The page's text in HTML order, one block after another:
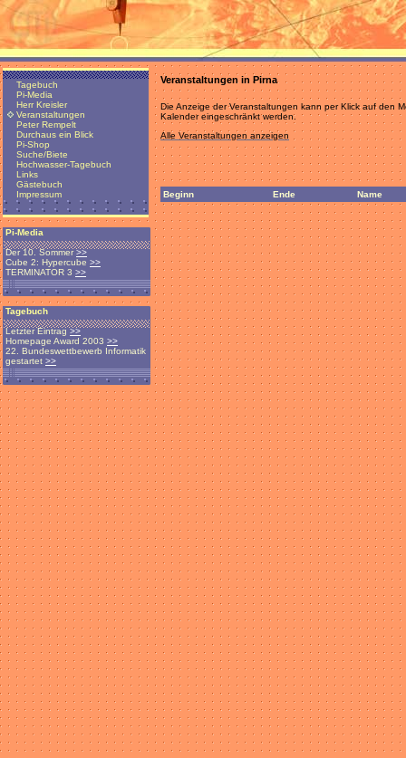
Tagebuch
Pi-Media
Herr Kreisler
Veranstaltungen
Peter Rempelt
Durchaus ein Blick
Pi-Shop
Suche/Biete
Hochwasser-Tagebuch
Links
Gästebuch
Impressum
Pi-Media
Der 10. Sommer >>
Cube 2: Hypercube >>
TERMINATOR 3 >>
Tagebuch
Letzter Eintrag>>
Homepage Award 2003 >>
22. Bundeswettbewerb Informatik
gestartet >>
Veranstaltungen in Pirna
Die Anzeige der Veranstaltungen kann per Klick auf den
Kalender eingeschränkt werden.
Alle Veranstaltungen anzeigen
Beginn Ende Name